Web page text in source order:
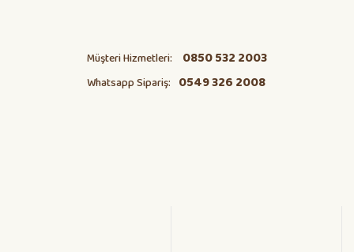
Müşteri Hizmetleri: 0850 532 2003
Whatsapp Sipariş: 0549 326 2008